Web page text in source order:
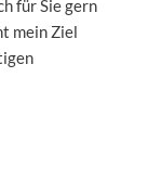
für Sie gern
mein Ziel